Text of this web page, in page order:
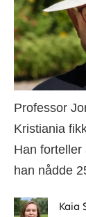
Professor
Kristiania
Han forteller
han nådde
Kaia